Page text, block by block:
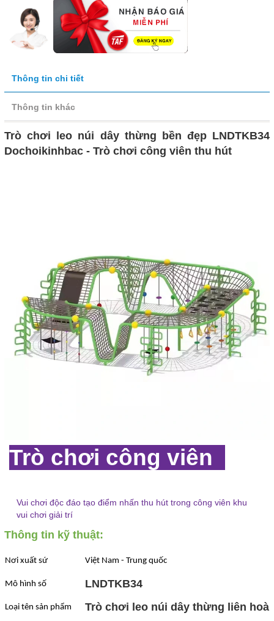
Thông tin chi tiết
Thông tin khác
Trò chơi leo núi dây thừng bền đẹp LNDTKB34
Dochoikinhbac - Trò chơi công viên thu hút
Trò chơi công viên
Vui chơi độc đáo tạo điểm nhấn thu hút trong công viên khu
vui chơi giải trí
Thông tin kỹ thuật:
Nơi xuất sứ Việt Nam - Trung quốc
Mô hình số LNDTKB34
Loại tên sản phẩm Trò chơi leo núi dây thừng liên